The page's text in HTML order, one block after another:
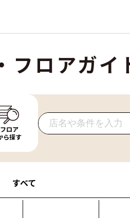
フロアガイ
フロア
ら探す
すべて